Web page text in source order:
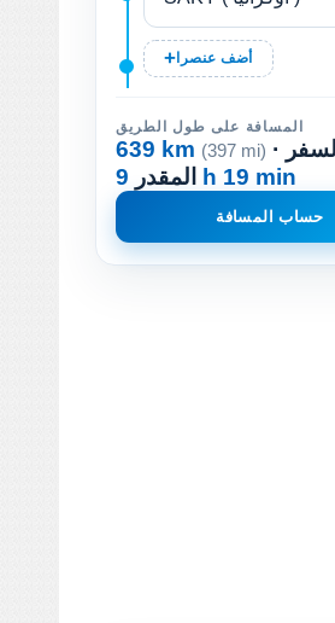
أضف عنصرا
المسافة على طول الطريق
639 km (397 mi) · وقت السفر
المقدر 9 h 19 min
حساب المسافة